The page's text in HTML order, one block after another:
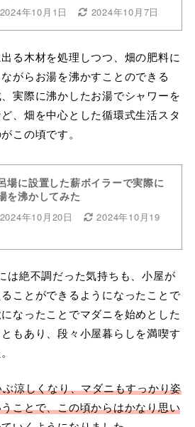
2024年10月1日 2024年10月7日
る木材を処理しつつ、畑の肥料に
がらお湯を沸かすことのできる
、実際に沸かしたお湯でシャワーを
、畑を中心とした循環式生活スタ
この頃です。
場に設置した薪ボイラーで実際に
を沸かしてみた
2024年10月20日
2024年10月19
は絶不調だった気持ちも、小屋が
ことができるようになったことで
なったことでマダニを始めとした
もあり、段々小屋暮らしを満喫す
涼しくなり、マダニもすっかり姿
ことで、この頃からはかなり思い